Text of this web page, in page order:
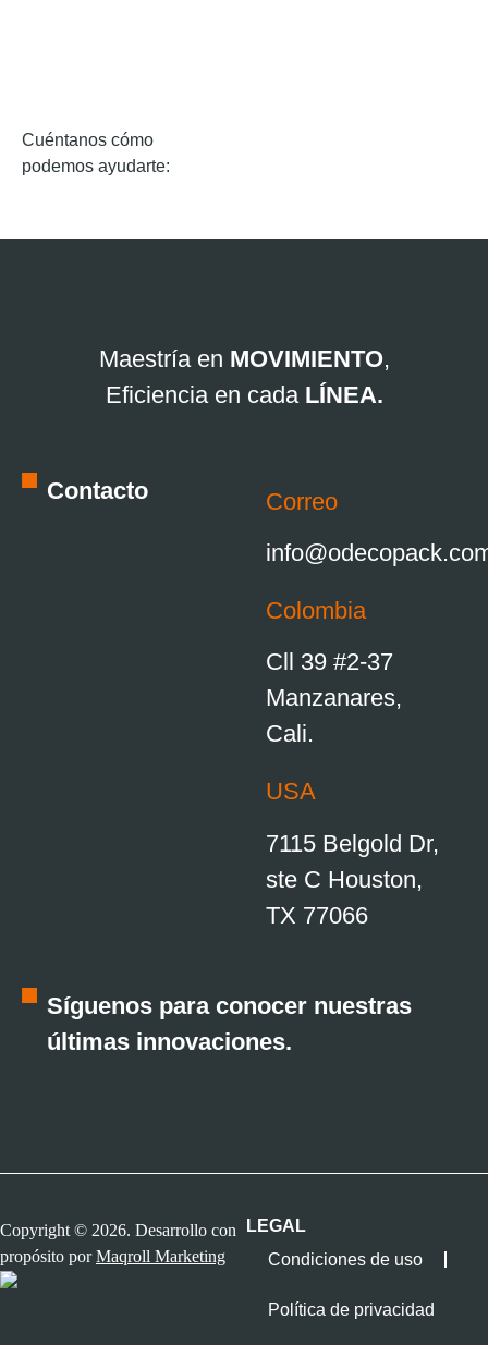
Cuéntanos cómo
podemos ayudarte:
Maestría en MOVIMIENTO,
Eficiencia en cada LÍNEA.
Contacto
Correo
Colombia
Cll 39 #2-37
Manzanares,
Cali.
USA
7115 Belgold Dr,
ste C Houston,
TX 77066
Síguenos para conocer nuestras
últimas innovaciones.
Copyright © 2026. Desarrollo con
propósito porMaqroll Marketing
LEGAL
Condiciones de uso
Política de privacidad